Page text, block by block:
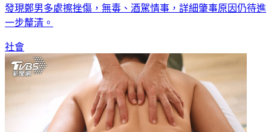
發現鄭男多處擦挫傷，無毒、酒駕情事，詳細肇事原因仍待進
一步釐清。
社會